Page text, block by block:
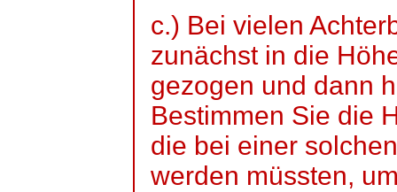
c.) Bei vielen
zunächst in die
gezogen und dann
Bestimmen Sie die
die bei einer
werden müssten,